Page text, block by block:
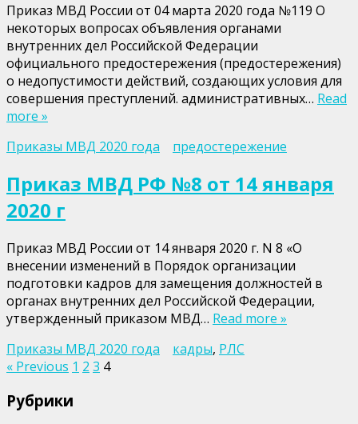
Приказ МВД России от 04 марта 2020 года №119 О
некоторых вопросах объявления органами
внутренних дел Российской Федерации
официального предостережения (предостережения)
о недопустимости действий, создающих условия для
совершения преступлений. административных… Read
more »
Приказы МВД 2020 года
предостережение
Приказ МВД РФ №8 от 14 января
2020 г
Приказ МВД России от 14 января 2020 г. N 8 «О
внесении изменений в Порядок организации
подготовки кадров для замещения должностей в
органах внутренних дел Российской Федерации,
утвержденный приказом МВД… Read more »
Приказы МВД 2020 года
кадры, РЛС
Пагинация
записей
« Previous 1 2 3 4
Рубрики